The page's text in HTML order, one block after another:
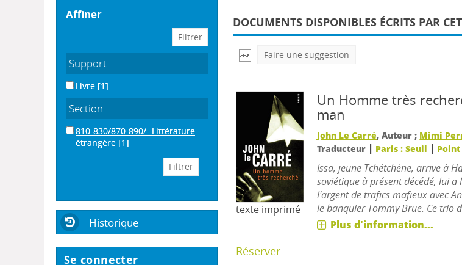
affiner
Support
Livre [1]
Section
810-830/870-890/- Littérature
étrangère [1]
Historique
Se connecter
DOCUMENTS DISPONIBLES ÉCRITS PAR
Faire une suggestion
texte imprimé
Un Homme très
man
John Le Carré, Auteur ; Mimi
Traducteur | Paris : Seuil | Point
Issa, jeune Tchétchène, arrive à
soviétique à présent décédé, lui
l'argent de trafics mafieux avec
le banquier Tommy Brue. Ce trio
Plus d'information...
Réserver